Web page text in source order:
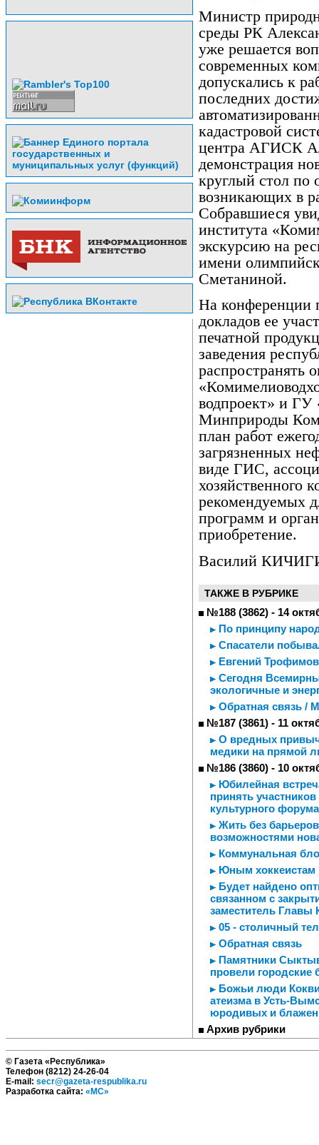
Министр
среды РК
уже решается
современных
допускались к
последних
кадастровой
центра АГИСК
демонстрация
круглый стол по
возникающих в
Собравшиеся
института
экскурсию на
имени
Сметаниной.
На конференции
докладов ее
печатной
заведения
водпроект» и
Минприроды
план работ
загрязненных
виде ГИС,
хозяйственного
рекомендуемых
программ и
приобретение.
Василий
ТАКЖЕ В РУБРИКЕ
№188 (3862) - 14
По принципу
Спасатели
Евгений
Сегодня
экологичные и
Обратная связь /
№187 (3861) - 11
О вредных
медики на прямой
№186 (3860) - 10
Юбилейная
принять
культурного форума
Жить без
возможностями
Коммунальная
Юным
Будет найдено
связанном с
заместитель Главы
05 - столичный
Обратная связь
Памятники
провели городские
Божьи люди
атеизма в Усть-
юродивых и
Архив рубрики
© Газета «Республика»
Телефон (8212) 24-26-04
E-mail: secr@gazeta-respublika.ru
Разработка сайта: «МС»